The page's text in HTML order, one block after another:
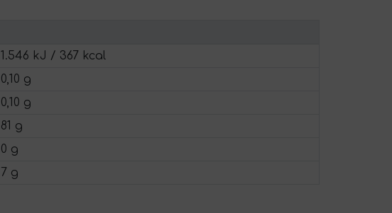
1.546 kJ / 367 kcal
0,10 g
0,10 g
81 g
0 g
7 g